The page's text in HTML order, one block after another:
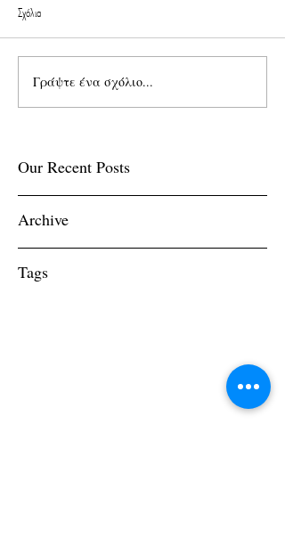
Σχόλια
Γράψτε ένα σχόλιο...
Our Recent Posts
Archive
Tags